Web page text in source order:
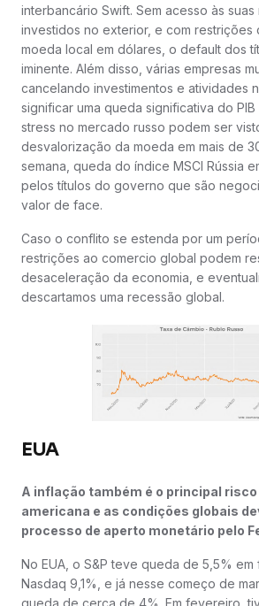
interbancário Swift. Sem acesso às
investidos no exterior, e com restrições
moeda local em dólares, o default dos
iminente. Além disso, várias empresas
cancelando investimentos e atividades
significar uma queda significativa do PIB
stress no mercado russo podem ser
desvalorização da moeda em mais de
semana, queda do índice MSCI Rússia
pelos títulos do governo que são
valor de face.
Caso o conflito se estenda por um
restrições ao comercio global podem
desaceleração da economia, e
descartamos uma recessão global.
EUA
A inflação também é o principal
americana e as condições globais
processo de aperto monetário pelo
No EUA, o S&P teve queda de 5,5%
Nasdaq 9,1%, e já nesse começo de
queda de cerca de 4%. Em fevereiro,